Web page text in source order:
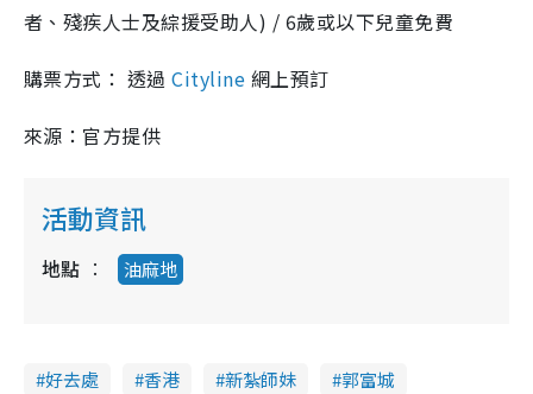
者、殘疾人士及綜援受助人) / 6歲或以下兒童免費
購票方式： 透過Cityline 網上預訂
來源：官方提供
活動資訊
地點 油麻地
好去處 香港 新紮師妹
郭富城